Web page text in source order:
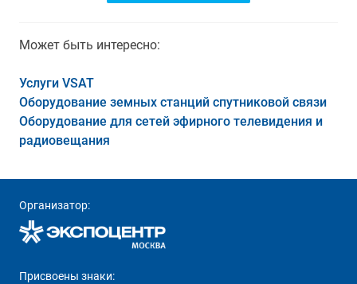
Может быть интересно:
Услуги VSAT
Оборудование земных станций спутниковой связи
Оборудование для сетей эфирного телевидения и
радиовещания
Организатор:
Присвоены знаки: